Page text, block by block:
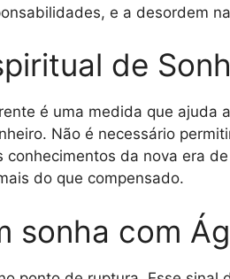
e a desordem
de
é uma medida que
Não é necessário
da nova era
do que compensado.
sonha com